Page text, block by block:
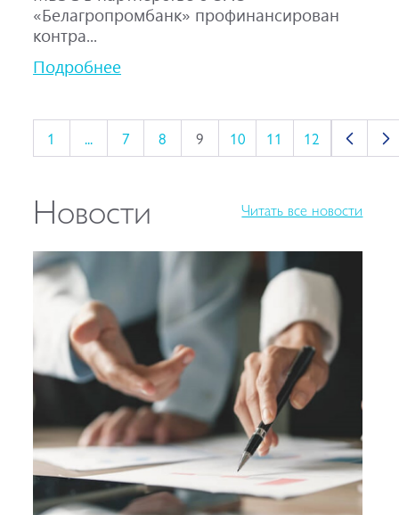
«Белагропромбанк» профинансирован
контра...
Подробнее
1 ... 7 8 9 10 11 12
Новости Читать все новости